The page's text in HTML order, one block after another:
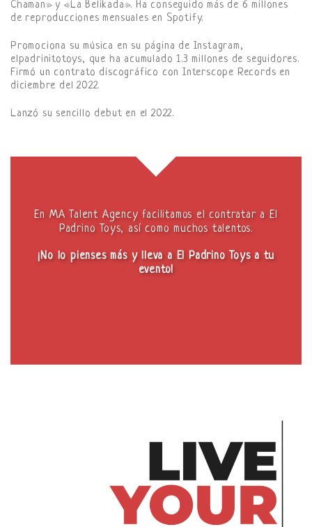
Chaman» y «La Belikada». Ha conseguido más de 6 millones
de reproducciones mensuales en Spotify.
Promociona su música en su página de Instagram,
elpadrinitotoys, que ha acumulado 1.3 millones de seguidores.
Firmó un contrato discográfico con Interscope Records en
diciembre del 2022.
Lanzó su sencillo debut en el 2022.
En MA Talent Agency facilitamos el contratar a El
Padrino Toys, así como muchos talentos.
¡No lo pienses más y lleva a El Padrino Toys a tu
evento!